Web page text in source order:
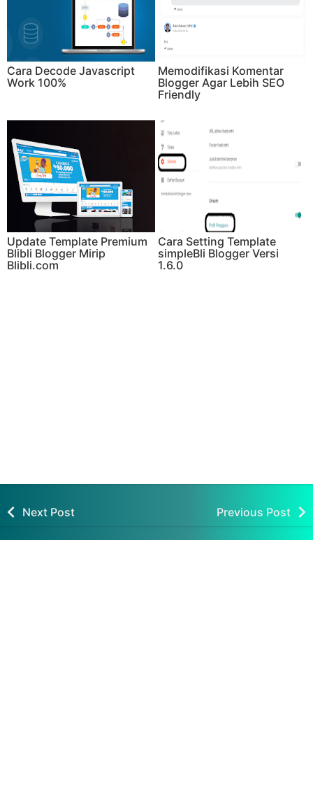
Cara Decode Javascript
Work 100%
Memodifikasi Komentar
Blogger Agar Lebih SEO
Friendly
Update Template Premium
Blibli Blogger Mirip
Blibli.com
Cara Setting Template
simpleBli Blogger Versi
1.6.0
Next Post Previous Post